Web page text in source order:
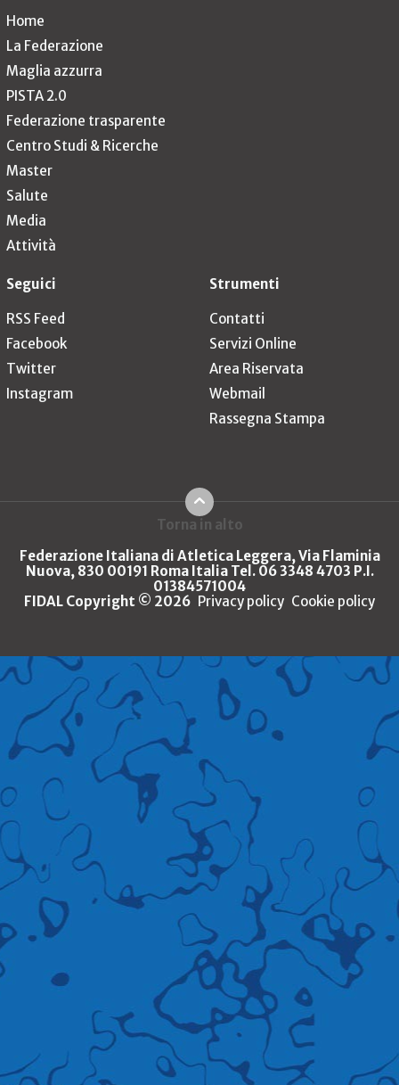
Home
La Federazione
Maglia azzurra
PISTA 2.0
Federazione trasparente
Centro Studi & Ricerche
Master
Salute
Media
Attività
Seguici
RSS Feed
Facebook
Twitter
Instagram
Strumenti
Contatti
Servizi Online
Area Riservata
Webmail
Rassegna Stampa
Torna in alto
Federazione Italiana di Atletica Leggera, Via Flaminia
Nuova, 830 00191 Roma Italia Tel. 06 3348 4703 P.I.
01384571004
FIDAL Copyright © 2026 Privacy policy Cookie policy